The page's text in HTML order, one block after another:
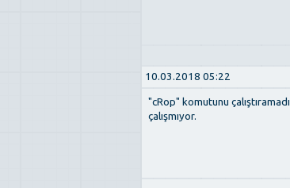
10.03.2018 05:22
"cRop" komutunu
çalışmıyor.